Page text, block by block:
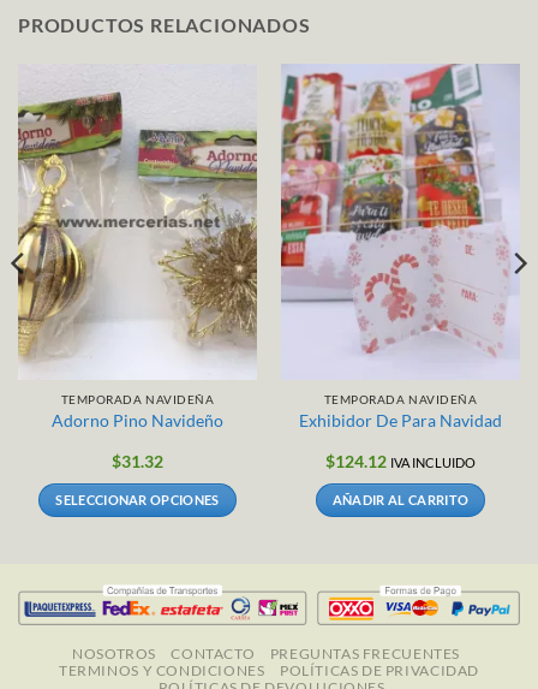
PRODUCTOS RELACIONADOS
TEMPORADA NAVIDEÑA
Adorno Pino Navideño
$31.32
SELECCIONAR OPCIONES
múltiples
variantes.
Las
opciones
TEMPORADA NAVIDEÑA
Exhibidor De Para Navidad
$124.12 IVA INCLUIDO
AÑADIR AL CARRITO
NOSOTROS CONTACTO
PREGUNTAS FRECUENTES
TERMINOS Y CONDICIONES
POLÍTICAS DE PRIVACIDAD